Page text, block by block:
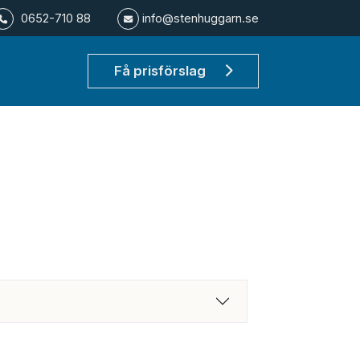
0652-710 88 info@stenhuggarn.se
Få prisförslag